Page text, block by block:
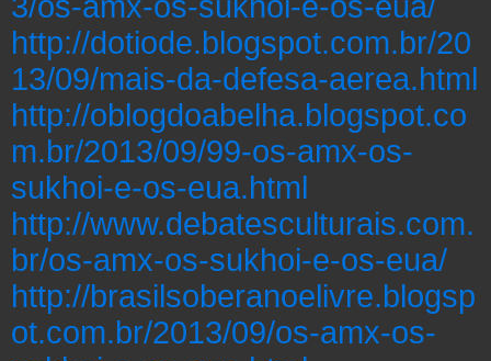
http://dotiode.blogspot.com.br/20
13/09/mais-da-defesa-aerea.html
http://oblogdoabelha.blogspot.co
m.br/2013/09/99-os-amx-os-
sukhoi-e-os-eua.html
http://www.debatesculturais.com.
br/os-amx-os-sukhoi-e-os-eua/
http://brasilsoberanoelivre.blogsp
ot.com.br/2013/09/os-amx-os-